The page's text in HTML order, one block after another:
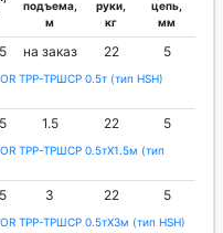
подъема,
м
руки,
кг
цепь,
мм
на заказ 22 5
ТРР-ТРШСР 0.5т (тип HSH)
1.5 22 5
ТРР-ТРШСР 0.5тХ1.5м (тип
3 22 5
ТРР-ТРШСР 0.5тХ3м (тип HSH)